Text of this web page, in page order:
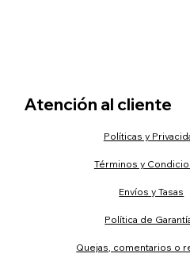
Atención al cliente
Políticas y
Términos y
Envíos y Tasas
Política de
Quejas, comentarios o